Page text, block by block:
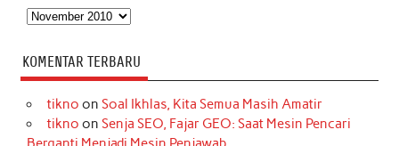
Arsip
KOMENTAR TERBARU
tikno on Soal Ikhlas, Kita Semua Masih Amatir
tikno on Senja SEO, Fajar GEO: Saat Mesin Pencari